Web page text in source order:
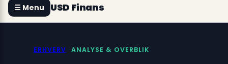
☰ Menu USD Finans
ERHVERV ANALYSE & OVERBLIK